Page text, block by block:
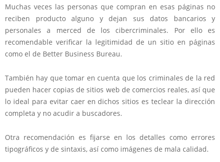
Muchas veces las personas que compran en esas páginas no
reciben producto alguno y dejan sus datos bancarios y
personales a merced de los cibercriminales. Por ello es
recomendable verificar la legitimidad de un sitio en páginas
como el de Better Business Bureau.
También hay que tomar en cuenta que los criminales de la red
pueden hacer copias de sitios web de comercios reales, así que
lo ideal para evitar caer en dichos sitios es teclear la dirección
completa y no acudir a buscadores.
Otra recomendación es fijarse en los detalles como errores
tipográficos y de sintaxis, así como imágenes de mala calidad.